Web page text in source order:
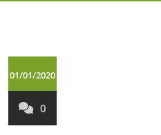
01/01/2020
0